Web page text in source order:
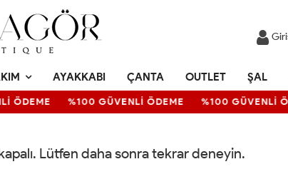
AYAKKABI ÇANTA OUTLET ŞAL
ÖDEME %100 GÜVENLİ ÖDEME %100 GÜVENLİ
Lütfen daha sonra tekrar deneyin.